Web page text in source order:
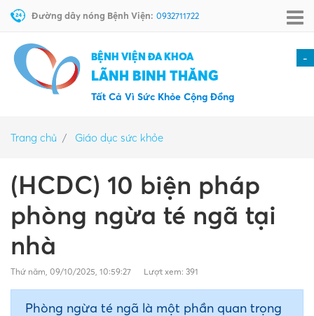
Đường dây nóng Bệnh Viện: 0932711722
BỆNH VIỆN ĐA KHOA
LÃNH BINH THĂNG
Tất Cả Vì Sức Khỏe Cộng Đồng
Trang chủ Giáo dục sức khỏe
(HCDC) 10 biện pháp
phòng ngừa té ngã tại
nhà
Thứ năm, 09/10/2025, 10:59:27 Lượt xem: 391
Phòng ngừa té ngã là một phần quan trọng
-